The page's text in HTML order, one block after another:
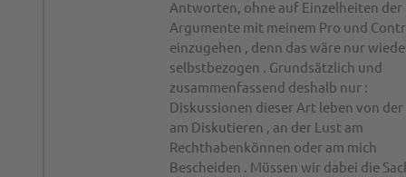
Antworten, ohne auf Einzelheiten der
Argumente mit meinem Pro und
einzugehen , denn das wäre nur
selbstbezogen . Grundsätzlich und
zusammenfassend deshalb nur :
Diskussionen dieser Art leben von
am Diskutieren , an der Lust am
Rechthabenkönnen oder am mich
Bescheiden . Müssen wir dabei die